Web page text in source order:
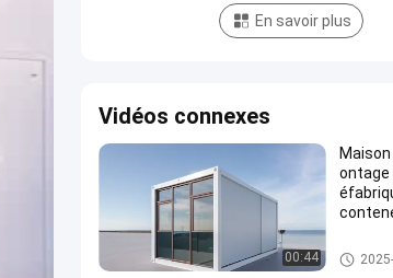
En savoir plus
Vidéos connexes
00:44
ontage
Maison
llage plat